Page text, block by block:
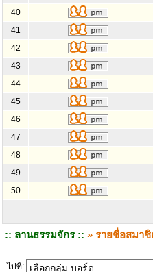
40
41
42
43
44
45
46
47
48
49
50
:: ลานธรรมจักร :: » รายชื่อสมาชิ
ไปที่: